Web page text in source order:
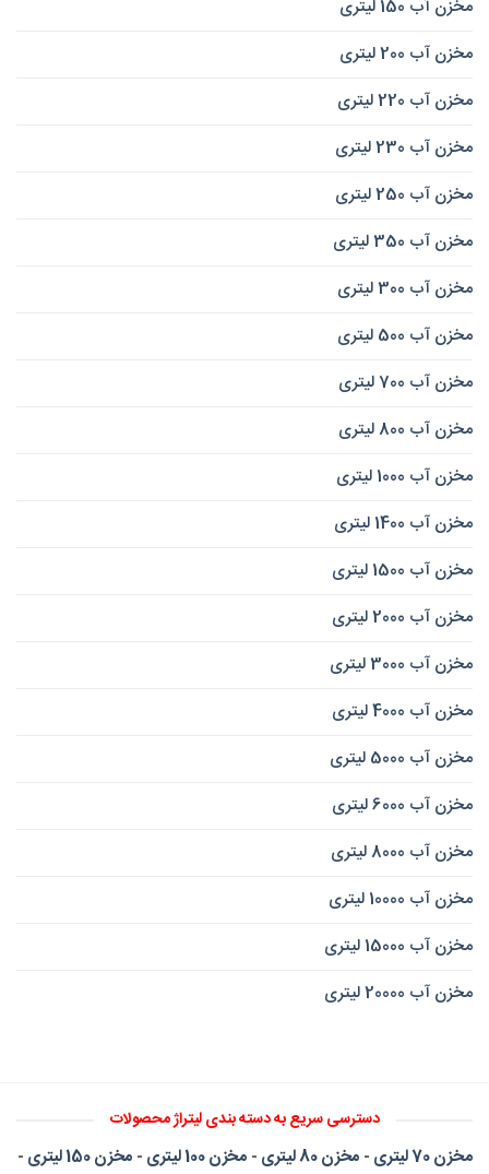
مخزن آب 150 لیتری
مخزن آب 200 لیتری
مخزن آب 220 لیتری
مخزن آب 230 لیتری
مخزن آب 250 لیتری
مخزن آب 350 لیتری
مخزن آب 300 لیتری
مخزن آب 500 لیتری
مخزن آب 700 لیتری
مخزن آب 800 لیتری
مخزن آب 1000 لیتری
مخزن آب 1400 لیتری
مخزن آب 1500 لیتری
مخزن آب 2000 لیتری
مخزن آب 3000 لیتری
مخزن آب 4000 لیتری
مخزن آب 5000 لیتری
مخزن آب 6000 لیتری
مخزن آب 8000 لیتری
مخزن آب 10000 لیتری
مخزن آب 15000 لیتری
مخزن آب 20000 لیتری
دسترسی سریع به دسته بندی لیتراژ محصولات
مخزن 70 لیتری -مخزن 80 لیتری -مخزن 100 لیتری -مخزن 150 لیتری
-